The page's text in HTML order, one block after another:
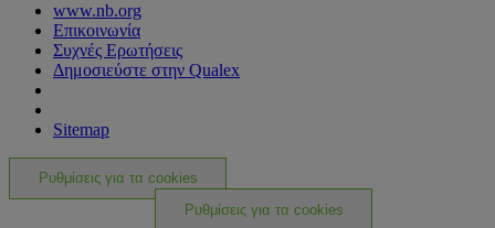
www.nb.org
Επικοινωνία
Συχνές Ερωτήσεις
Δημοσιεύστε στην Qualex
Sitemap
Ρυθμίσεις για τα cookies
Ρυθμίσεις για τα cookies